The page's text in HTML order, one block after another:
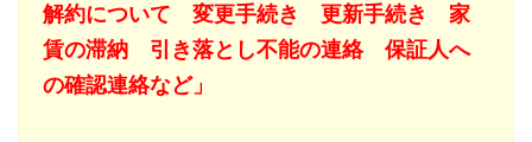
解約について 変更手続き 更新手続き 家
賃の滞納 引き落とし不能の連絡 保証人へ
の確認連絡など」